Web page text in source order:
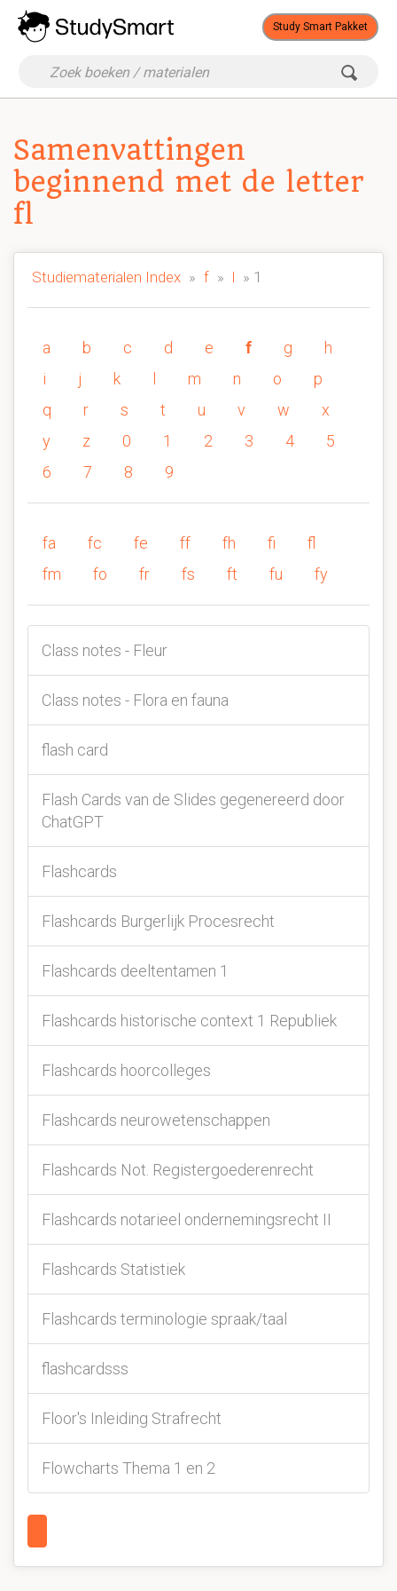
Study Smart Pakket
Samenvattingen
beginnend met de letter
fl
Studiematerialen Index » f » l » 1
a b c d e f g
h
i
j k m n o
p
q
r s t u v w
x
y
z 0 1 2 3 4
5
6
7 8 9
fa fc fe ff fh fi
fl
fm
fo fr fs ft fu fy
Class notes - Fleur
Class notes - Flora en fauna
flash card
Flash Cards van de Slides gegenereerd door
ChatGPT
Flashcards
Flashcards Burgerlijk Procesrecht
Flashcards deeltentamen 1
Flashcards historische context 1 Republiek
Flashcards hoorcolleges
Flashcards neurowetenschappen
Flashcards Not. Registergoederenrecht
Flashcards notarieel ondernemingsrecht II
Flashcards Statistiek
Flashcards terminologie spraak/taal
flashcardsss
Floor's Inleiding Strafrecht
Flowcharts Thema 1 en 2